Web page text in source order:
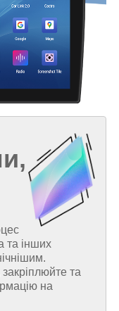
та інших
та
на